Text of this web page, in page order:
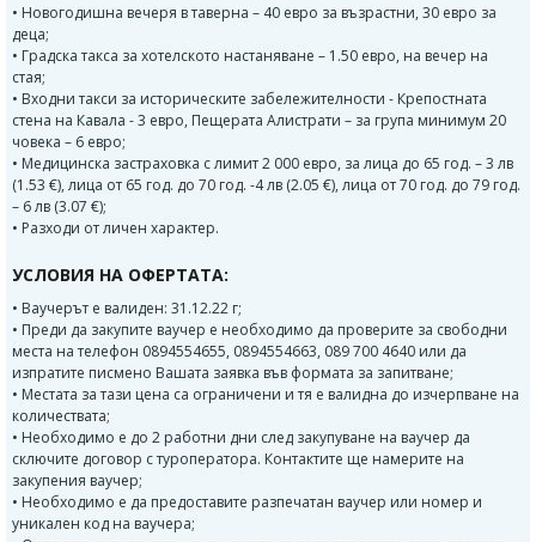
• Новогодишна вечеря в таверна – 40 евро за възрастни, 30 евро за
деца;
• Градска такса за хотелското настаняване – 1.50 евро, на вечер на
стая;
• Входни такси за историческите забележителности - Крепостната
стена на Кавала - 3 евро, Пещерата Алистрати – за група минимум 20
човека – 6 евро;
• Медицинска застраховка с лимит 2 000 евро, за лица до 65 год. – 3 лв
(1.53 €), лица от 65 год. до 70 год. -4 лв (2.05 €), лица от 70 год. до 79 год.
– 6 лв (3.07 €);
• Разходи от личен характер.
УСЛОВИЯ НА ОФЕРТАТА:
• Ваучерът е валиден: 31.12.22 г;
• Преди да закупите ваучер е необходимо да проверите за свободни
места на телефон 0894554655, 0894554663, 089 700 4640 или да
изпратите писмено Вашата заявка във формата за запитване;
• Местата за тази цена са ограничени и тя е валидна до изчерпване на
количествата;
• Необходимо е до 2 работни дни след закупуване на ваучер да
сключите договор с туроператора. Контактите ще намерите на
закупения ваучер;
• Необходимо е да предоставите разпечатан ваучер или номер и
уникален код на ваучера;